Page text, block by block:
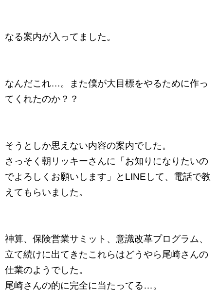
なる案内が入ってました。
なんだこれ…。また僕が大目標をやるために作っ
てくれたのか？？
そうとしか思えない内容の案内でした。
さっそく朝リッキーさんに「お知りになりたいの
でよろしくお願いします」とLINEして、電話で教
えてもらいました。
神算、保険営業サミット、意識改革プログラム、
立て続けに出てきたこれらはどうやら尾崎さんの
仕業のようでした。
尾崎さんの的に完全に当たってる…。